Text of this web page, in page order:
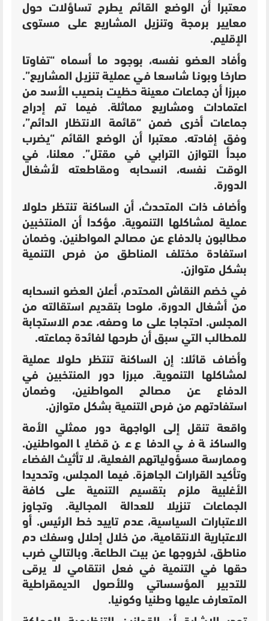
معتبرا أن الوضع القائم يطرح تساؤلات حول
معايير برمجة وتنزيل المشاريع على مستوى
الإقليم.
وأفاد العضو نفسه، بوجود ما أسماه “تفاوتا
صارخا وبونا شاسعا في عملية تنزيل المشاريع”.
مبرزا أن جماعات معينة حظيت بنصيب الأسد من
اعتمادات ومشاريع مماثلة. فيما تم إدراج
جماعات أخرى ضمن “قائمة الانتظار الدائم”،
وفق إفادته. معتبرا أن الوضع القائم “يضرب
مبدأ التوازن الترابي في مقتل”. معلنا، في
الوقت نفسه، انسحابه ومقاطعته لأشغال
الدورة.
وأضاف ذات المتحدث، أن الساكنة تنتظر حلولا
عملية لمشاكلها التنموية. مؤكدا أن المنتخبين
مطالبون بالدفاع عن مصالح المواطنين. وضمان
استفادة مختلف المناطق من فرص التنمية
بشكل متوازن.
في خضم النقاش المحتدم، أعلن العضو انسحابه
من أشغال الدورة، ملوحا بتقديم استقالته من
المجلس. احتجاجا على ما وصفه، عدم الاستجابة
للمطالب التي سبق أن طرحها لفائدة جماعته.
وأضاف قائلا: إن الساكنة تنتظر حلولا عملية
لمشاكلها التنموية. مبرزا دور المنتخبين في
الدفاع عن مصالح المواطنين، وضمان
استفادتهم من فرص التنمية بشكل متوازن.
واقعة تنقل إلى الواجهة دور ممثلي الأمة
والساكنة في الدفاع عن قضايا المواطنين.
وممارسة مسؤولياتهم الفعلية، لا تأثيث الفضاء
وتأكيد القرارات الجاهزة. فيما المجلس، وتحديدا
الأغلبية ملزم بتقسيم التنمية على كافة
الجماعات تنزيلا للعدالة المجالية. وتجاوز
الاعتبارات السياسية، عدم تاييد خط الرئيس. أو
الاعتبارية الانتقامية، من خلال إحلال وسفك دم
مناطق، لخروجها عن بيت الطاعة. وبالتالي ضرب
حقها في التنمية في فعل انتقامي لا يرقى
للتدبير المؤسساتي وللأصول الديمقراطية
المتعارف عليها وطنيا وكونيا.